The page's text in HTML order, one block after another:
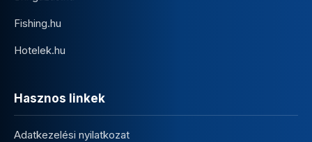
Fishing.hu
Hotelek.hu
Hasznos linkek
Adatkezelési nyilatkozat